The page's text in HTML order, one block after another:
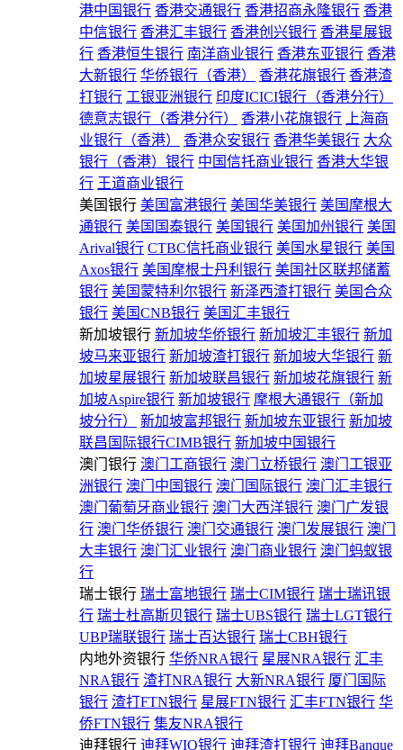
港中国银行 香港交通银行 香港招商永隆银行 香港
中信银行 香港汇丰银行 香港创兴银行 香港星展银
行 香港恒生银行 南洋商业银行 香港东亚银行 香港
大新银行 华侨银行（香港） 香港花旗银行 香港渣
打银行 工银亚洲银行 印度ICICI银行（香港分行）
德意志银行（香港分行）
香港小花旗银行
上海商
业银行（香港）
香港众安银行 香港华美银行 大众
银行（香港）银行 中国信托商业银行 香港大华银
行 王道商业银行
美国银行 美国富港银行 美国华美银行 美国摩根大
通银行 美国国泰银行 美国银行 美国加州银行 美国
Arival银行 CTBC信托商业银行 美国水星银行 美国
Axos银行 美国摩根士丹利银行 美国社区联邦储蓄
银行 美国蒙特利尔银行 新泽西渣打银行 美国合众
银行 美国CNB银行 美国汇丰银行
新加坡银行 新加坡华侨银行 新加坡汇丰银行 新加
坡马来亚银行 新加坡渣打银行 新加坡大华银行 新
加坡星展银行 新加坡联昌银行 新加坡花旗银行 新
加坡Aspire银行 新加坡银行 摩根大通银行（新加
坡分行）
新加坡富邦银行 新加坡东亚银行 新加坡
联昌国际银行CIMB银行 新加坡中国银行
澳门银行 澳门工商银行 澳门立桥银行 澳门工银亚
洲银行 澳门中国银行 澳门国际银行 澳门汇丰银行
澳门葡萄牙商业银行 澳门大西洋银行 澳门广发银
行 澳门华侨银行 澳门交通银行 澳门发展银行 澳门
大丰银行 澳门汇业银行 澳门商业银行 澳门蚂蚁银
行
瑞士银行 瑞士富地银行 瑞士CIM银行 瑞士瑞讯银
行 瑞士杜高斯贝银行 瑞士UBS银行 瑞士LGT银行
UBP瑞联银行 瑞士百达银行 瑞士CBH银行
内地外资银行 华侨NRA银行 星展NRA银行 汇丰
NRA银行 渣打NRA银行 大新NRA银行 厦门国际
银行 渣打FTN银行 星展FTN银行 汇丰FTN银行 华
侨FTN银行 集友NRA银行
迪拜银行 迪拜WIO银行 迪拜渣打银行 迪拜Banque